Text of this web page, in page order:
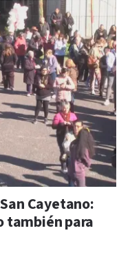
Cayetano:
también para